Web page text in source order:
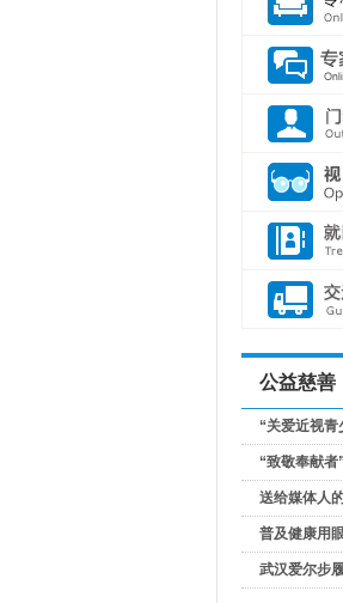
公益慈善
“关爱近视
“致敬奉献
送给媒体人
普及健康用
武汉爱尔步